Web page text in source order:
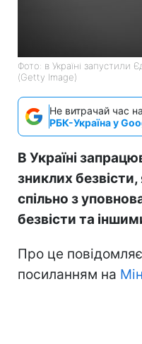
Фото: в Україні запустили
(Getty Image)
Не витрачай час
РБК-Україна у
В Україні
зниклих
спільно з
безвісти та
Про це повідомляє
посиланням на